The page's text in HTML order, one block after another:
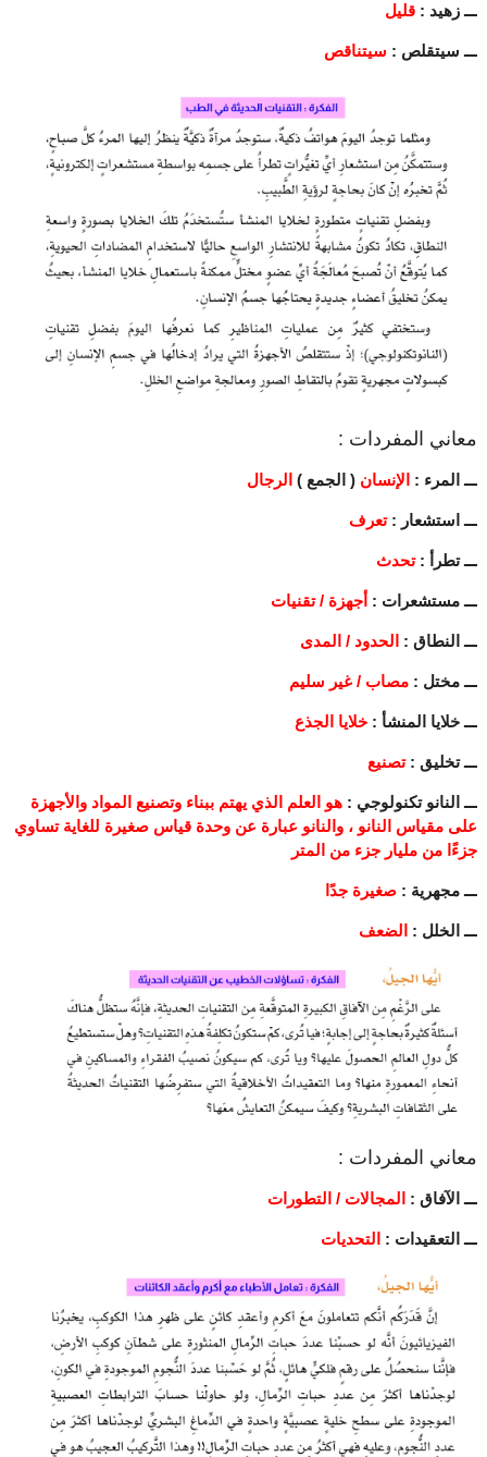
ـــ زهيد : قليل
ـــ سيتقلص : سيتناقص
معاني المفردات :
ـــ المرء : الإنسان ( الجمع )الرجال
ـــ استشعار :تعرف
ـــ تطرأ :تحدث
ـــ مستشعرات : أجهزة / تقنيات
ـــ النطاق : الحدود / المدى
ـــ مختل : مصاب / غير سليم
ـــ خلايا المنشأ : خلايا الجذع
ـــ تخليق :تصنيع
ـــ النانو تكنولوجي : هو العلم الذي يهتم ببناء وتصنيع المواد والأجهزة
على مقياس النانو ، والنانو عبارة عن وحدة قياس صغيرة للغاية تساوي
جزءًا من مليار جزء من المتر
ـــ مجهرية : صغيرة جدًا
ـــ الخلل : الضعف
معاني المفردات :
ـــ الآفاق : المجالات / التطورات
ـــ التعقيدات : التحديات